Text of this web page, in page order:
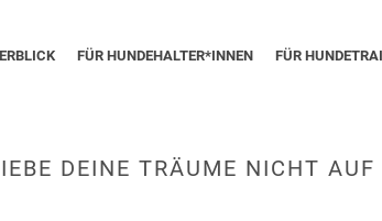
FÜR HUNDEHALTER*INNEN FÜR
DEINE TRÄUME NICHT